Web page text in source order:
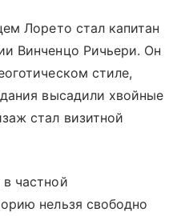
Лорето стал капитан
Винченцо Ричьери. Он
стиле,
высадили хвойные
стал визитной
частной
нельзя свободно